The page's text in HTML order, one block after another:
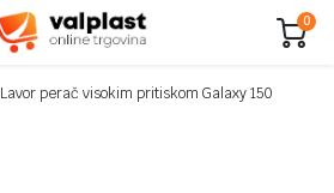
0
Lavor perač visokim pritiskom Galaxy 150